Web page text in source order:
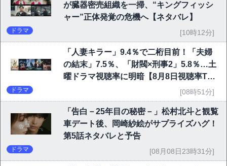
が臓器密売組織を一掃、“キングフィッシ
ャー”正体発覚の危機へ【ネタバレ】
ドラマ [10時12分]
「人妻キラー」9.4％で二桁目前！「夫婦
の結末」7.5％、「財閥×刑事2」5.8％…土
曜ドラマ視聴率に明暗【8月8日視聴率TO
ドラマ [08時51分]
「告白－25年目の秘密－」松村北斗と観覧
車デート後、岡崎紗絵がサプライズハグ！
第5話ネタバレと予告
ドラマ [08月08日23時31分]